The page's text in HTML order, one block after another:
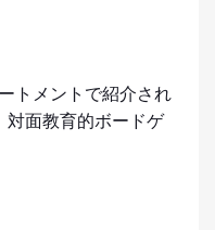
メントで紹介され
面教育的ボードゲ